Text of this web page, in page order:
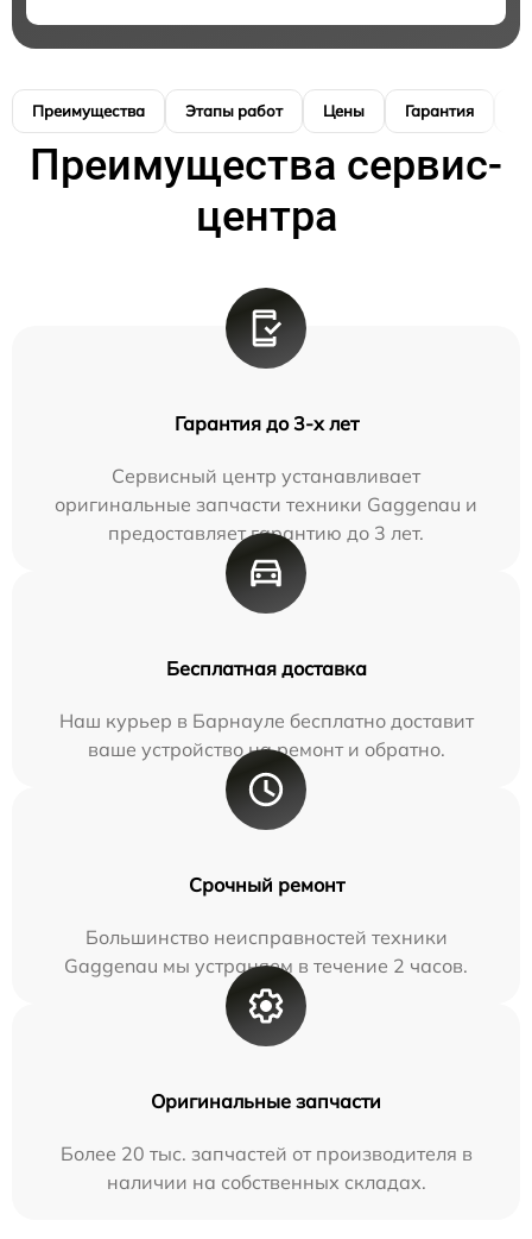
Преимущества Этапы работ Цены Гарантия
Преимущества сервис-
центра
Гарантия до 3-х лет
Сервисный центр устанавливает
оригинальные запчасти техники Gaggenau и
предоставляет гарантию до 3 лет.
Бесплатная доставка
Наш курьер в Барнауле бесплатно доставит
ваше устройство на ремонт и обратно.
Срочный ремонт
Большинство неисправностей техники
Gaggenau мы устраняем в течение 2 часов.
Оригинальные запчасти
Более 20 тыс. запчастей от производителя в
наличии на собственных складах.